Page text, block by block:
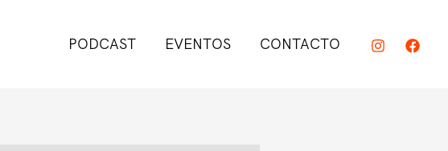
PODCAST EVENTOS CONTACTO